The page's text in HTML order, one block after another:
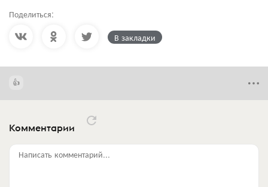
Поделиться:
В закладки
Комментарии
Написать комментарий...